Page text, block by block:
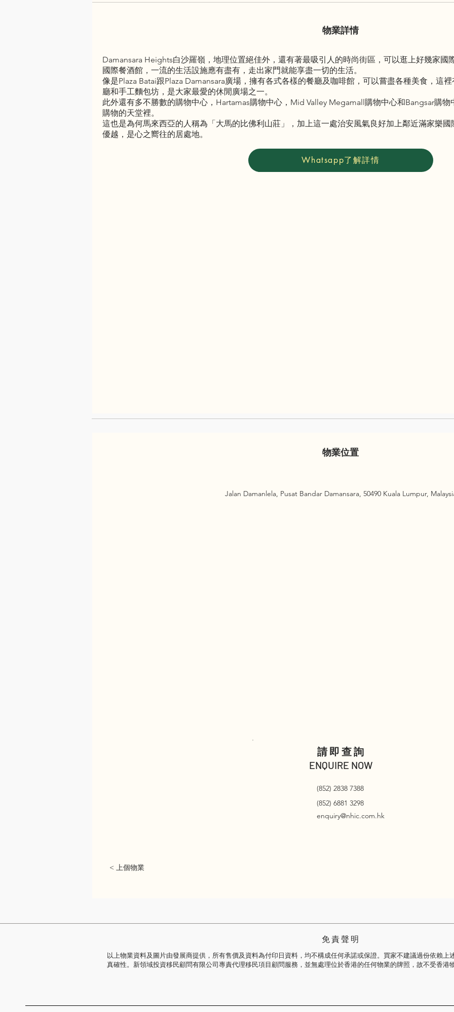
物業詳情
Damansara Heights白沙羅嶺，地理位置絕佳外，還有著最吸引人的時尚街區，可以逛上好幾家國
國際餐酒館，一流的生活設施應有盡有，走出家門就能享盡一切的生活。
像是Plaza Batai跟Plaza Damansara廣場，擁有各式各樣的餐廳及咖啡館，可以嘗盡各種美食，這
廳和手工麵包坊，是大家最愛的休閒廣場之一。
此外還有多不勝數的購物中心，Hartamas購物中心，Mid Valley Megamall購物中心和Bangsar購
購物的天堂裡。
這也是為何馬來西亞的人稱為「大馬的比佛利山莊」，加上這一處治安風氣良好加上鄰近滿家樂
優越，是心之嚮往的居處地。
Whatsapp了解詳情
物業位置
Jalan Damanlela, Pusat Bandar Damansara, 50490 Kuala Lumpur,
請即查詢
ENQUIRE NOW
(852) 2838 7388
(852) 6881 3298
enquiry@nhic.com.hk
< 上個物業
免 責 聲 明
以上物業資料及圖片由發展商提供，所有售價及資料為付印日資料，均不構成任何承諾或保證。買家不建議過份依賴上
真確性。新領域投資移民顧問有限公司專責代理移民項目顧問服務，並無處理位於香港的任何物業的牌照，故不受香港